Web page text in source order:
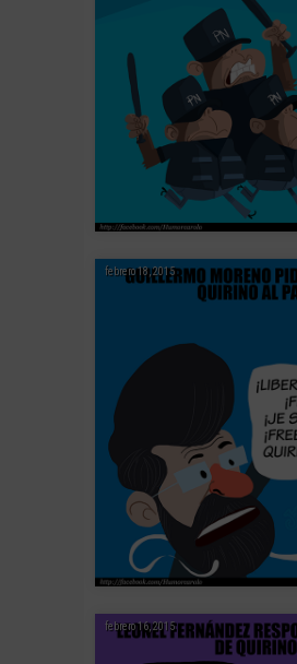
febrero 18, 2015
febrero 16, 2015